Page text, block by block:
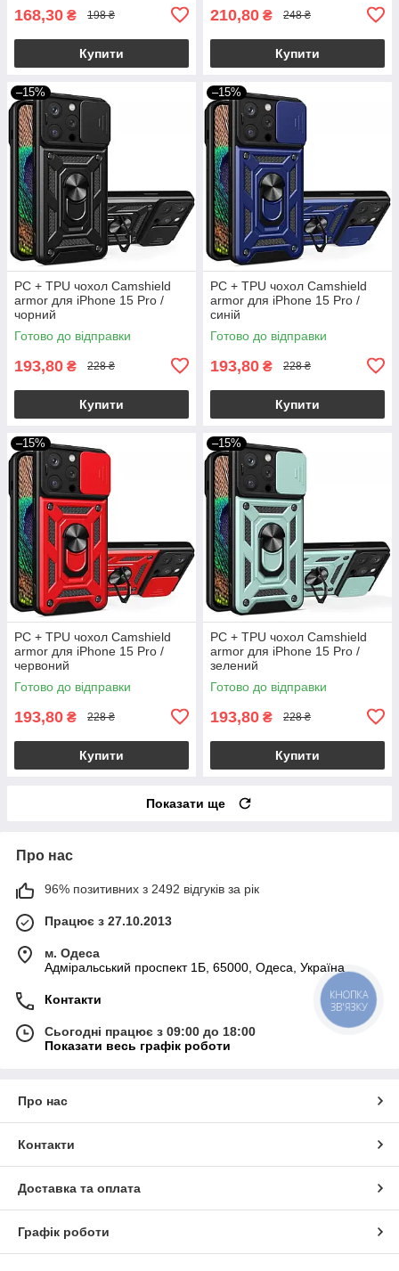
168,30 ₴ 198 ₴
Купити
210,80 ₴ 248 ₴
Купити
–15%
PC + TPU чохол Camshield
armor для iPhone 15 Pro /
чорний
Готово до відправки
193,80 ₴ 228 ₴
Купити
–15%
PC + TPU чохол Camshield
armor для iPhone 15 Pro /
синій
Готово до відправки
193,80 ₴ 228 ₴
Купити
–15%
PC + TPU чохол Camshield
armor для iPhone 15 Pro /
червоний
Готово до відправки
193,80 ₴ 228 ₴
Купити
–15%
PC + TPU чохол Camshield
armor для iPhone 15 Pro /
зелений
Готово до відправки
193,80 ₴ 228 ₴
Купити
Показати ще
Про нас
96% позитивних з 2492 відгуків за рік
Працює з 27.10.2013
м. Одеса
Адміральський проспект 1Б, 65000, Одеса, Україна
Контакти
Сьогодні працює з 09:00 до 18:00
Показати весь графік роботи
Про нас
Контакти
Доставка та оплата
Графік роботи
КНОПКА
ЗВ'ЯЗКУ